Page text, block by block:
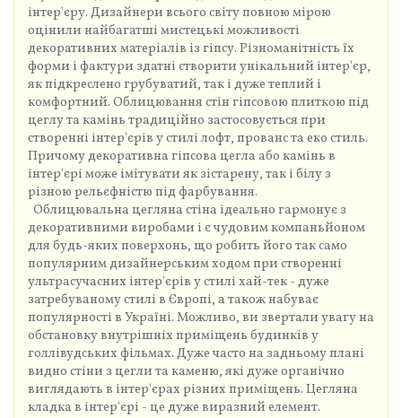
інтер'єру. Дизайнери всього світу повною мірою
оцінили найбагатші мистецькі можливості
декоративних матеріалів із гіпсу. Різноманітність їх
форми і фактури здатні створити унікальний інтер'єр,
як підкреслено грубуватий, так і дуже теплий і
комфортний. Облицювання стін гіпсовою плиткою під
цеглу та камінь традиційно застосовується при
створенні інтер'єрів у стилі лофт, прованс та еко стиль.
Причому декоративна гіпсова цегла або камінь в
інтер'єрі може імітувати як зістарену, так і білу з
різною рельєфністю під фарбування.
Облицювальна цегляна стіна ідеально гармонує з
декоративними виробами і є чудовим компаньйоном
для будь-яких поверхонь, що робить його так само
популярним дизайнерським ходом при створенні
ультрасучасних інтер'єрів у стилі хай-тек - дуже
затребуваному стилі в Європі, а також набуває
популярності в Україні. Можливо, ви звертали увагу на
обстановку внутрішніх приміщень будинків у
голлівудських фільмах. Дуже часто на задньому плані
видно стіни з цегли та каменю, які дуже органічно
виглядають в інтер'єрах різних приміщень. Цегляна
кладка в інтер'єрі - це дуже виразний елемент.